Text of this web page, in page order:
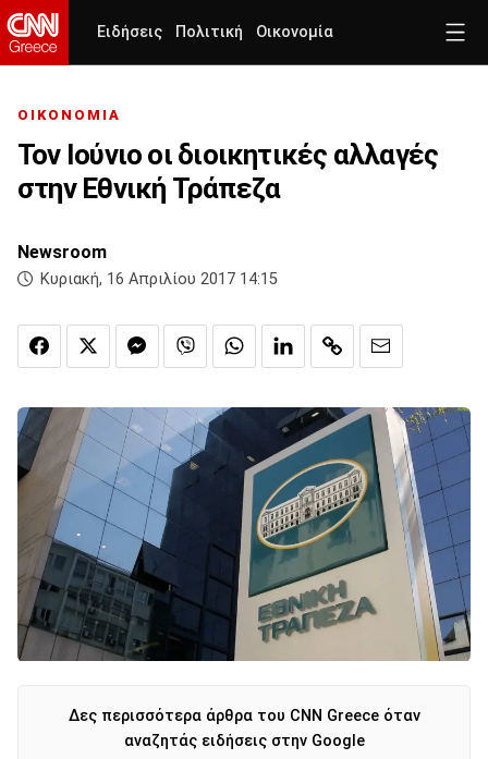
Ειδήσεις Πολιτική Οικονομία
ΟΙΚΟΝΟΜΙΑ
Τον Ιούνιο οι διοικητικές αλλαγές
στην Εθνική Τράπεζα
Newsroom
Κυριακή, 16 Απριλίου 2017 14:15
Δες περισσότερα άρθρα του CNN Greece όταν
αναζητάς ειδήσεις στην Google